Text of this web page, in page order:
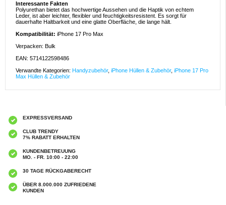
Interessante Fakten
Polyurethan bietet das hochwertige Aussehen und die Haptik von echtem
Leder, ist aber leichter, flexibler und feuchtigkeitsresistent. Es sorgt für
dauerhafte Haltbarkeit und eine glatte Oberfläche, die lange hält.
Kompatibilität: iPhone 17 Pro Max
Verpacken: Bulk
EAN: 5714122598486
Verwandte Kategorien: Handyzubehör, iPhone Hüllen & Zubehör, iPhone 17 Pro
Max Hüllen & Zubehör
EXPRESSVERSAND
CLUB TRENDY
7% RABATT ERHALTEN
KUNDENBETREUUNG
MO. - FR. 10:00 - 22:00
30 TAGE RÜCKGABERECHT
ÜBER 8.000.000 ZUFRIEDENE
KUNDEN